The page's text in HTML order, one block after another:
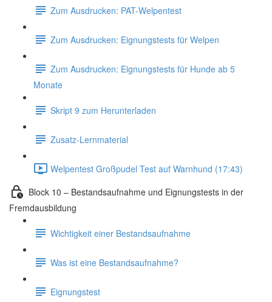
Zum Ausdrucken: PAT-Welpentest
Zum Ausdrucken: Eignungstests für Welpen
Zum Ausdrucken: Eignungstests für Hunde ab 5
Monate
Skript 9 zum Herunterladen
Zusatz-Lernmaterial
Welpentest Großpudel Test auf Warnhund (17:43)
Block 10 – Bestandsaufnahme und Eignungstests in der
Fremdausbildung
Wichtigkeit einer Bestandsaufnahme
Was ist eine Bestandsaufnahme?
Eignungstest